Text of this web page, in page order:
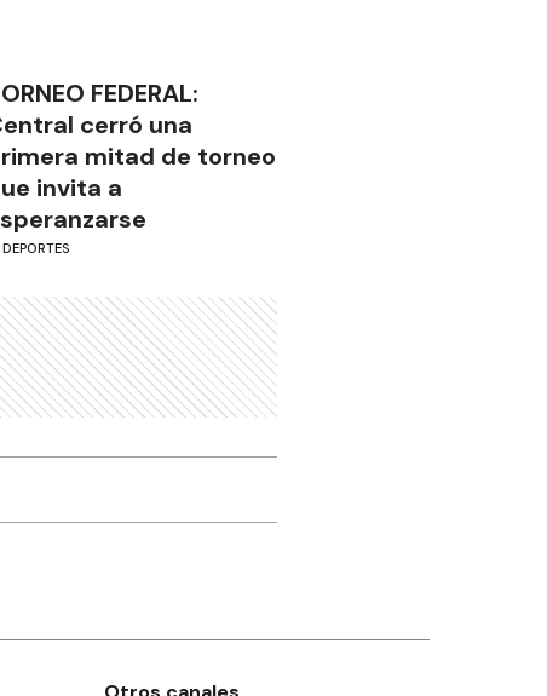
FEDERAL:
cerró una
mitad de torneo
invita a
DEPORTES